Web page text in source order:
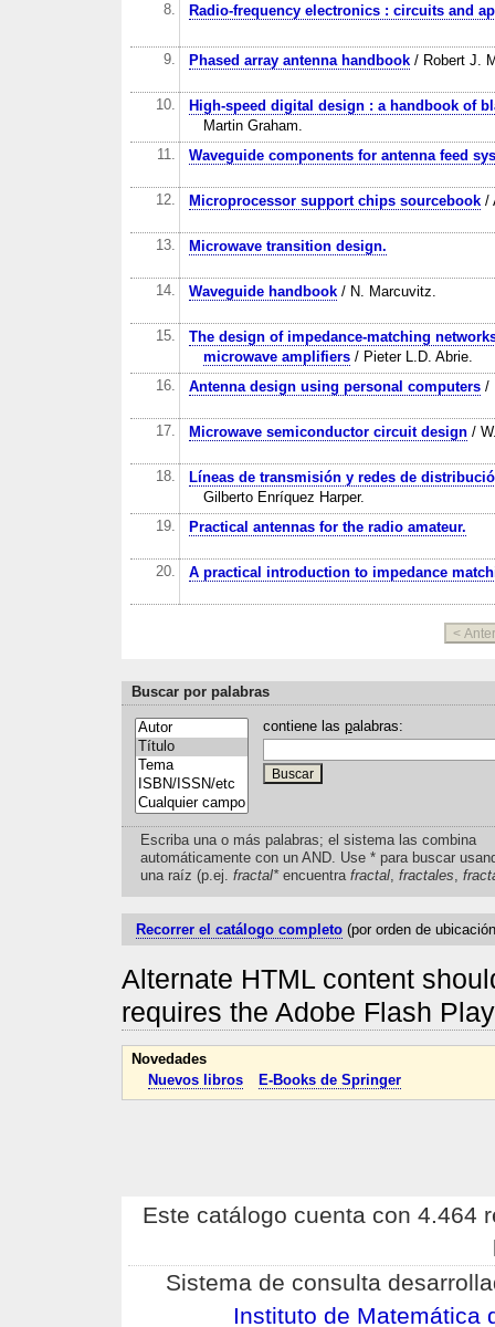
8. Radio-frequency electronics : circuits and
9. Phased array antenna handbook/ Robert J.
10.
High-speed digital design : a handbook of
Martin Graham.
11.
Waveguide components for antenna feed
12. Microprocessor support chips sourcebook/
13. Microwave transition design.
14. Waveguide handbook/ N. Marcuvitz.
15.
The design of impedance-matching
microwave amplifiers/ Pieter L.D. Abrie.
16.
Antenna design using personal computers/
17. Microwave semiconductor circuit design/
18.
Líneas de transmisión y redes de
Gilberto Enríquez Harper.
19.
Practical antennas for the radio amateur.
20. A practical introduction to impedance
Buscar por palabras
contiene las palabras:
Escriba una o más palabras; el sistema las combina
automáticamente con un AND. Use * para buscar
una raíz (p.ej. fractal*encuentra fractal, fractales,
Recorrer el catálogo completo (por orden de
Alternate HTML content
requires the Adobe Flash
Novedades
Nuevos libros
E-Books de Springer
Este catálogo cuenta con 4.464
Sistema de consulta
Instituto de Matemática